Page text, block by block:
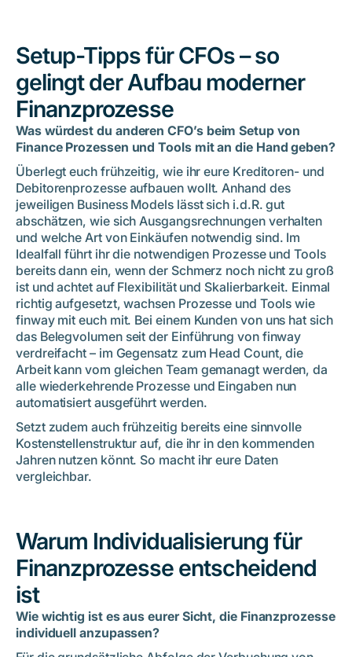
Setup-Tipps für CFOs – so
gelingt der Aufbau moderner
Finanzprozesse
Was würdest du anderen CFO’s beim Setup von
Finance Prozessen und Tools mit an die Hand geben?
Überlegt euch frühzeitig, wie ihr eure Kreditoren- und
Debitorenprozesse aufbauen wollt. Anhand des
jeweiligen Business Models lässt sich i.d.R. gut
abschätzen, wie sich Ausgangsrechnungen verhalten
und welche Art von Einkäufen notwendig sind. Im
Idealfall führt ihr die notwendigen Prozesse und Tools
bereits dann ein, wenn der Schmerz noch nicht zu groß
ist und achtet auf Flexibilität und Skalierbarkeit. Einmal
richtig aufgesetzt, wachsen Prozesse und Tools wie
finway mit euch mit. Bei einem Kunden von uns hat sich
das Belegvolumen seit der Einführung von finway
verdreifacht – im Gegensatz zum Head Count, die
Arbeit kann vom gleichen Team gemanagt werden, da
alle wiederkehrende Prozesse und Eingaben nun
automatisiert ausgeführt werden.
Setzt zudem auch frühzeitig bereits eine sinnvolle
Kostenstellenstruktur auf, die ihr in den kommenden
Jahren nutzen könnt. So macht ihr eure Daten
vergleichbar.
Warum Individualisierung für
Finanzprozesse entscheidend
ist
Wie wichtig ist es aus eurer Sicht, die Finanzprozesse
individuell anzupassen?